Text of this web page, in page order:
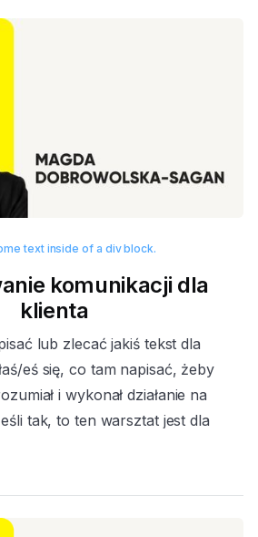
komunikacji dla
klienta
lub zlecać jakiś tekst dla
eś się, co tam napisać, żeby
i wykonał działanie na
tak, to ten warsztat jest dla
text inside of a div block.